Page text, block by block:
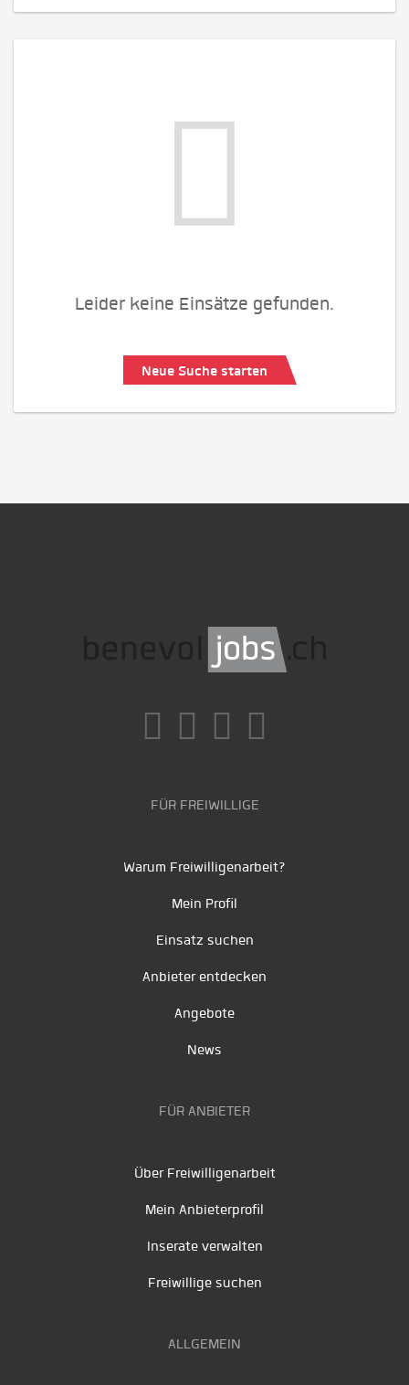
Leider keine Einsätze gefunden.
Neue Suche starten
FÜR FREIWILLIGE
Warum Freiwilligenarbeit?
Mein Profil
Einsatz suchen
Anbieter entdecken
Angebote
News
FÜR ANBIETER
Über Freiwilligenarbeit
Mein Anbieterprofil
Inserate verwalten
Freiwillige suchen
ALLGEMEIN